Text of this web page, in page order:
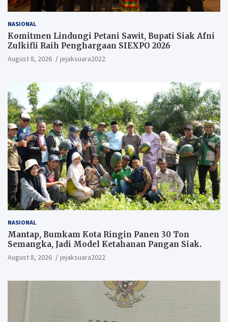
NASIONAL
Komitmen Lindungi Petani Sawit, Bupati Siak Afni
Zulkifli Raih Penghargaan SIEXPO 2026
August 8, 2026 jejaksuara2022
NASIONAL
Mantap, Bumkam Kota Ringin Panen 30 Ton
Semangka, Jadi Model Ketahanan Pangan Siak.
August 8, 2026 jejaksuara2022